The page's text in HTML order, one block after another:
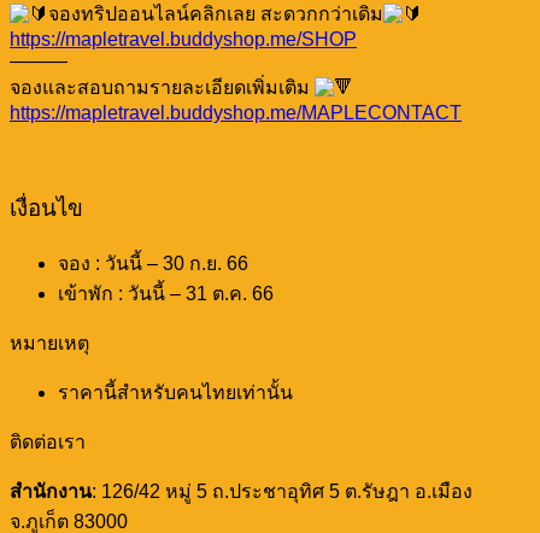
จองทริปออนไลน์คลิกเลย สะดวกกว่าเดิม
https://mapletravel.buddyshop.me/SHOP
———
จองและสอบถามรายละเอียดเพิ่มเติม
https://mapletravel.buddyshop.me/MAPLECONTACT
เงื่อนไข
จอง : วันนี้ – 30 ก.ย. 66
เข้าพัก : วันนี้ – 31 ต.ค. 66
หมายเหตุ
ราคานี้สำหรับคนไทยเท่านั้น
ติดต่อเรา
สำนักงาน: 126/42 หมู่ 5 ถ.ประชาอุทิศ 5 ต.รัษฎา อ.เมือง
จ.ภูเก็ต 83000